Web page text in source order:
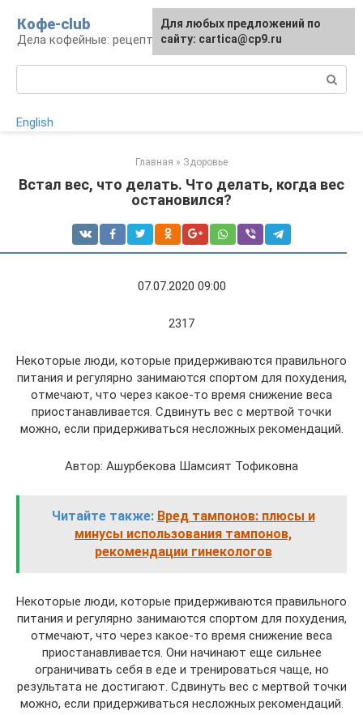
контенту
Кофе-club
Дела кофейные: рецепты и приготовление
English
Главная » Здоровье
Встал вес, что делать. Что делать, когда вес
остановился?
07.07.2020 09:00
2317
Некоторые люди, которые придерживаются правильного
питания и регулярно занимаются спортом для похудения,
отмечают, что через какое-то время снижение веса
приостанавливается. Сдвинуть вес с мертвой точки
можно, если придерживаться несложных рекомендаций.
Автор: Ашурбекова Шамсият Тофиковна
Читайте также: Вред тампонов: плюсы и
минусы использования тампонов,
рекомендации гинекологов
Некоторые люди, которые придерживаются правильного
питания и регулярно занимаются спортом для похудения,
отмечают, что через какое-то время снижение веса
приостанавливается. Они начинают еще сильнее
ограничивать себя в еде и тренироваться чаще, но
результата не достигают. Сдвинуть вес с мертвой точки
можно, если придерживаться несложных рекомендаций.
Для любых предложений по
сайту: cartica@cp9.ru